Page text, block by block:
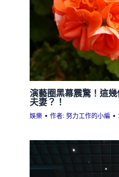
演藝圈黑幕震驚！這
夫妻？！
娛樂 • 作者:努力工作的小編 •